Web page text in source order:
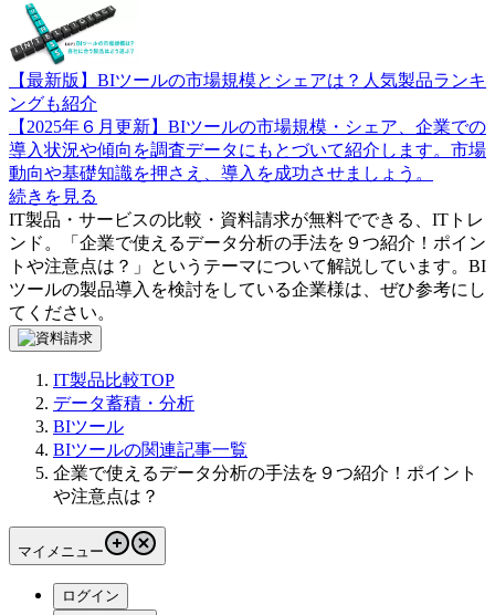
【最新版】BIツールの市場規模とシェアは？人気製品ランキ
ングも紹介
【2025年６月更新】BIツールの市場規模・シェア、企業での
導入状況や傾向を調査データにもとづいて紹介します。市場
動向や基礎知識を押さえ、導入を成功させましょう。
続きを見る
IT製品・サービスの比較・資料請求が無料でできる、ITトレ
ンド。「 企業で使えるデータ分析の手法を９つ紹介！ポイン
トや注意点は？ 」というテーマについて解説しています。 BI
ツールの製品導入を検討をしている企業様は、ぜひ参考にし
てください。
IT製品比較TOP
データ蓄積・分析
BIツール
BIツールの関連記事一覧
企業で使えるデータ分析の手法を９つ紹介！ポイント
や注意点は？
マイメニュー
ログイン